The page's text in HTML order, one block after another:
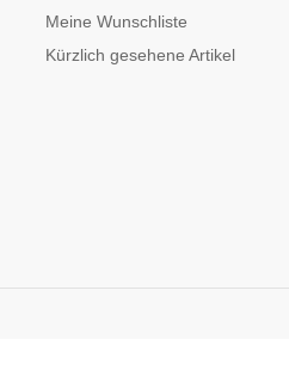
Meine Wunschliste
Kürzlich gesehene Artikel